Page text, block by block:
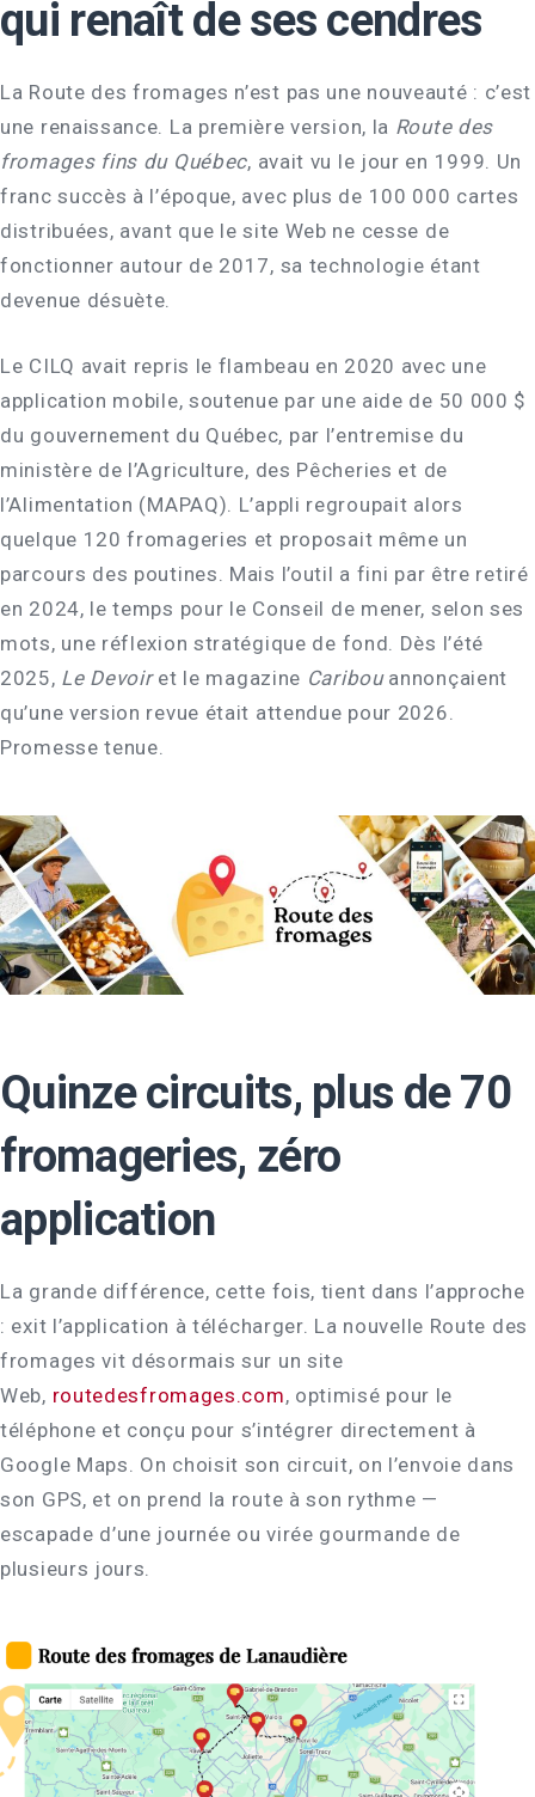
qui renaît de ses cendres
La Route des fromages n’est pas une nouveauté : c’est
une renaissance. La première version, la Route des
fromages fins du Québec, avait vu le jour en 1999. Un
franc succès à l’époque, avec plus de 100 000 cartes
distribuées, avant que le site Web ne cesse de
fonctionner autour de 2017, sa technologie étant
devenue désuète.
Le CILQ avait repris le flambeau en 2020 avec une
application mobile, soutenue par une aide de 50 000 $
du gouvernement du Québec, par l’entremise du
ministère de l’Agriculture, des Pêcheries et de
l’Alimentation (MAPAQ). L’appli regroupait alors
quelque 120 fromageries et proposait même un
parcours des poutines. Mais l’outil a fini par être retiré
en 2024, le temps pour le Conseil de mener, selon ses
mots, une réflexion stratégique de fond. Dès l’été
2025, Le Devoiret le magazine Caribouannonçaient
qu’une version revue était attendue pour 2026.
Promesse tenue.
Quinze circuits, plus de 70
fromageries, zéro
application
La grande différence, cette fois, tient dans l’approche
: exit l’application à télécharger. La nouvelle Route des
fromages vit désormais sur un site
Web, routedesfromages.com, optimisé pour le
téléphone et conçu pour s’intégrer directement à
Google Maps. On choisit son circuit, on l’envoie dans
son GPS, et on prend la route à son rythme —
escapade d’une journée ou virée gourmande de
plusieurs jours.